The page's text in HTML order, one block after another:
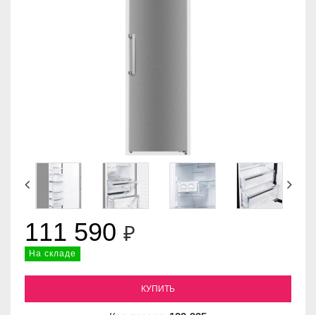
111 590 ₽
На складе
КУПИТЬ